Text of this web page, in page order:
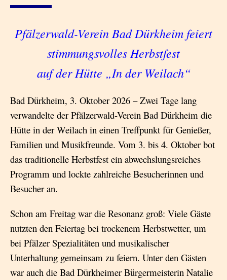
Pfälzerwald-Verein Bad Dürkheim feiert
stimmungsvolles Herbstfest
auf der Hütte „In der Weilach“
Bad Dürkheim, 3. Oktober 2026 – Zwei Tage lang
verwandelte der Pfälzerwald-Verein Bad Dürkheim die
Hütte in der Weilach in einen Treffpunkt für Genießer,
Familien und Musikfreunde. Vom 3. bis 4. Oktober bot
das traditionelle Herbstfest ein abwechslungsreiches
Programm und lockte zahlreiche Besucherinnen und
Besucher an.
Schon am Freitag war die Resonanz groß: Viele Gäste
nutzten den Feiertag bei trockenem Herbstwetter, um
bei Pfälzer Spezialitäten und musikalischer
Unterhaltung gemeinsam zu feiern. Unter den Gästen
war auch die Bad Dürkheimer Bürgermeisterin Natalie